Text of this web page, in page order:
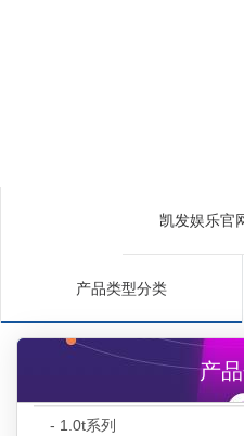
凯发娱乐官
产品类型分类
产
- 1.0t系列